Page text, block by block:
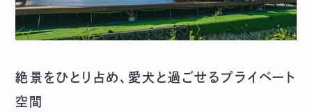
絶景をひとり占め、愛犬と過ごせるプライベート
空間